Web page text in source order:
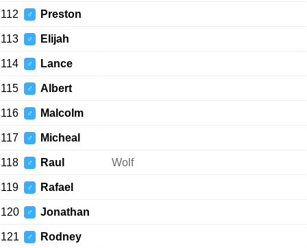
112 ♂ Preston
113 ♂ Elijah
114 ♂ Lance
115 ♂ Albert
116 ♂ Malcolm
117 ♂ Micheal
118 ♂ Raul Wolf
119 ♂ Rafael
120 ♂ Jonathan
121 ♂ Rodney